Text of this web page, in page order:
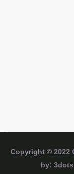
Copyright © 2022
by: